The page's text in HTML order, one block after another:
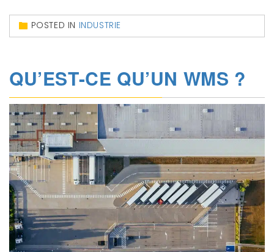
POSTED IN INDUSTRIE
QU’EST-CE QU’UN WMS ?